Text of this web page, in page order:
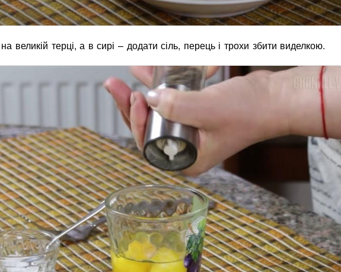
великій терці, а в сирі – додати сіль, перець і трохи збити виделкою.